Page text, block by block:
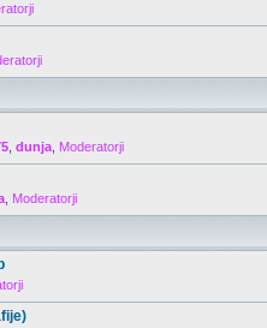
dunja Moderatorji
Moderatorji